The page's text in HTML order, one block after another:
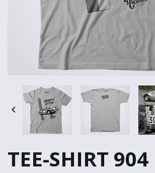

TEE-SHIRT 904